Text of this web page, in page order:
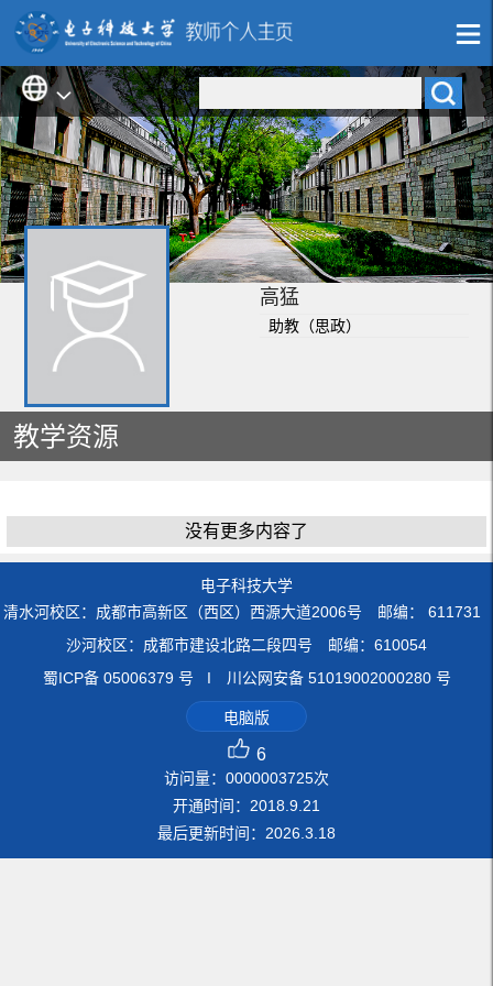
高猛
助教（思政）
教学资源
没有更多内容了
电子科技大学
清水河校区：成都市高新区（西区）西源大道2006号 邮编： 611731
沙河校区：成都市建设北路二段四号 邮编：610054
蜀ICP备 05006379 号 I 川公网安备 51019002000280 号
电脑版
6
访问量： 0000003725次
开通时间： 2018 9 21
最后更新时间： 2026 3 18